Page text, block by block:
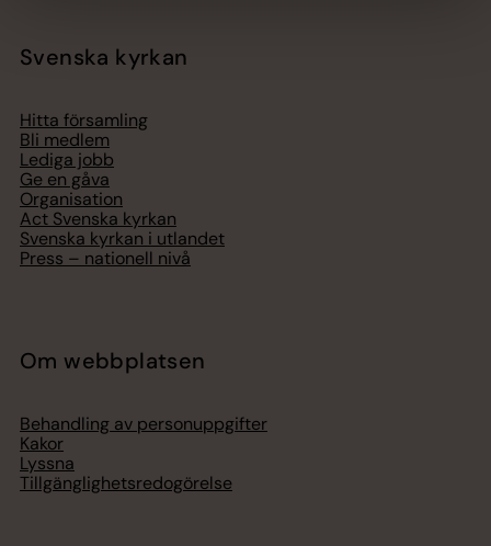
Svenska kyrkan
Hitta församling
Bli medlem
Lediga jobb
Ge en gåva
Organisation
Act Svenska kyrkan
Svenska kyrkan i utlandet
Press – nationell nivå
Om webbplatsen
Behandling av personuppgifter
Kakor
Lyssna
Tillgänglighetsredogörelse